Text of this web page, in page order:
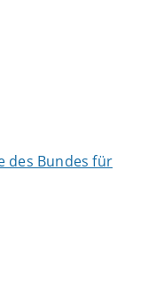
des Bundes für